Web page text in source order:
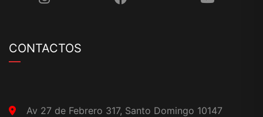
CONTACTOS
Av 27 de Febrero 317, Santo Domingo 10147